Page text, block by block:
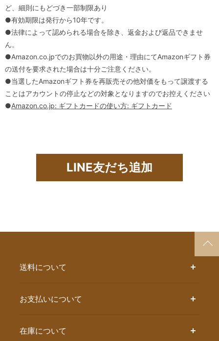
ど、細則にもどづき一部制限あり
●有効期限は発行から10年です。
●法律によって認められる場合を除き、返金および返品できませ
ん。
●Amazon.co.jpでのお買物以外の用途・理由にてAmazonギフト券
の送付を要求された場合は十分ご注意ください。
●当選したAmazonギフト券を再販売その他対価をもって譲渡する
ことはアカウントの停止などの対象となりますのでお控えください
●Amazon.co.jp: ギフトカードの使い方: ギフトカード
LINE友だち追加
送料について
お支払いについて
在庫について